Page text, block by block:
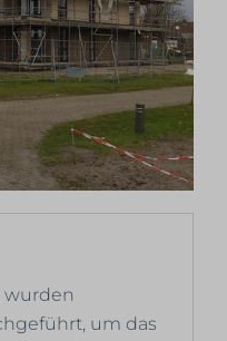
wurden
um das